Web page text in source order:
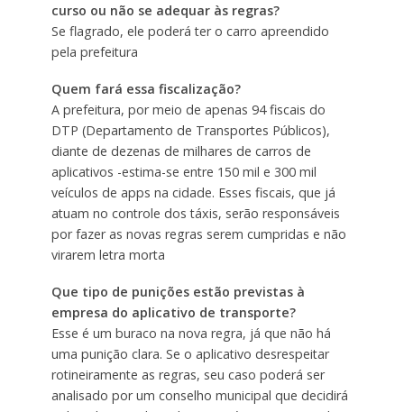
curso ou não se adequar às regras?
Se flagrado, ele poderá ter o carro apreendido
pela prefeitura
Quem fará essa fiscalização?
A prefeitura, por meio de apenas 94 fiscais do
DTP (Departamento de Transportes Públicos),
diante de dezenas de milhares de carros de
aplicativos -estima-se entre 150 mil e 300 mil
veículos de apps na cidade. Esses fiscais, que já
atuam no controle dos táxis, serão responsáveis
por fazer as novas regras serem cumpridas e não
virarem letra morta
Que tipo de punições estão previstas à
empresa do aplicativo de transporte?
Esse é um buraco na nova regra, já que não há
uma punição clara. Se o aplicativo desrespeitar
rotineiramente as regras, seu caso poderá ser
analisado por um conselho municipal que decidirá